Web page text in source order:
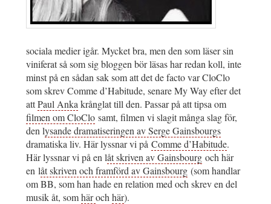
sociala medier igår. Mycket bra, men den som läser sin
viniferat så som sig bloggen bör läsas har redan koll, inte
minst på en sådan sak som att det de facto var CloClo
som skrev Comme d’Habitude, senare My Way efter det
attPaul Anka krånglat till den. Passar på att tipsa om
filmen om CloClo samt, filmen vi slagit många slag för,
den lysande dramatiseringen av Serge Gainsbourgs
dramatiska liv. Här lyssnar vi på Comme d’Habitude.
Här lyssnar vi på en låt skriven av Gainsbourg och här
en låt skriven och framförd av Gainsbourg (som handlar
om BB, som han hade en relation med och skrev en del
musik åt, somhäroch här).